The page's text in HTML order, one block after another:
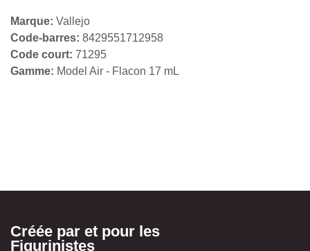
Marque: Vallejo
Code-barres: 8429551712958
Code court: 71295
Gamme: Model Air - Flacon 17 mL
Créée par et pour les
Figurinistes